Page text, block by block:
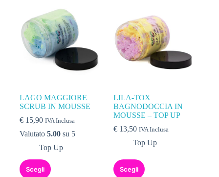
LAGO MAGGIORE
SCRUB IN MOUSSE
€ 15,90 IVA Inclusa
Valutato 5.00 su 5
Top Up
Scegli
LILA-TOX
BAGNODOCCIA IN
MOUSSE – TOP UP
€ 13,50 IVA Inclusa
Top Up
Scegli